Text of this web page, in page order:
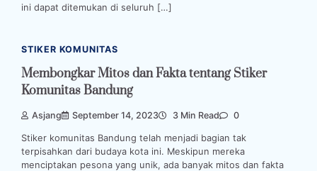
ini dapat ditemukan di seluruh […]
STIKER KOMUNITAS
Membongkar Mitos dan Fakta tentang Stiker
Komunitas Bandung
Asjang September 14, 2023 3 Min Read 0
Stiker komunitas Bandung telah menjadi bagian tak
terpisahkan dari budaya kota ini. Meskipun mereka
menciptakan pesona yang unik, ada banyak mitos dan fakta